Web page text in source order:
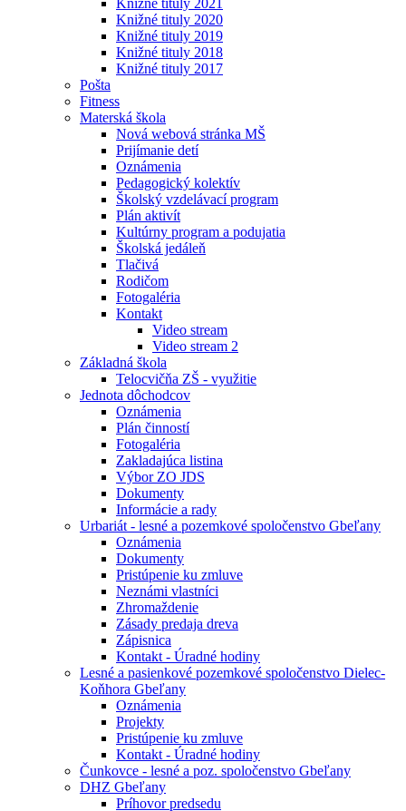
Knižné tituly 2021
Knižné tituly 2020
Knižné tituly 2019
Knižné tituly 2018
Knižné tituly 2017
Pošta
Fitness
Materská škola
Nová webová stránka MŠ
Prijímanie detí
Oznámenia
Pedagogický kolektív
Školský vzdelávací program
Plán aktivít
Kultúrny program a podujatia
Školská jedáleň
Tlačivá
Rodičom
Fotogaléria
Kontakt
Video stream
Video stream 2
Základná škola
Telocvičňa ZŠ - využitie
Jednota dôchodcov
Oznámenia
Plán činností
Fotogaléria
Zakladajúca listina
Výbor ZO JDS
Dokumenty
Informácie a rady
Urbariát - lesné a pozemkové spoločenstvo Gbeľany
Oznámenia
Dokumenty
Pristúpenie ku zmluve
Neznámi vlastníci
Zhromaždenie
Zásady predaja dreva
Zápisnica
Kontakt - Úradné hodiny
Lesné a pasienkové pozemkové spoločenstvo Dielec-
Koňhora Gbeľany
Oznámenia
Projekty
Pristúpenie ku zmluve
Kontakt - Úradné hodiny
Čunkovce - lesné a poz. spoločenstvo Gbeľany
DHZ Gbeľany
Príhovor predsedu